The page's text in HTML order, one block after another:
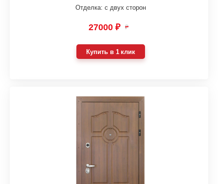
Отделка: с двух сторон
27000 ₽ ₽
Купить в 1 клик